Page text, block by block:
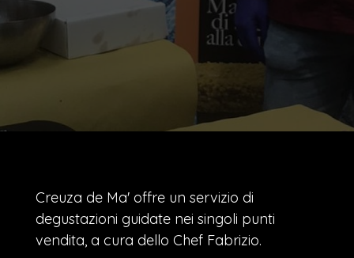
Creuza de Ma' offre un servizio di
degustazioni guidate nei singoli punti
vendita, a cura dello Chef Fabrizio.